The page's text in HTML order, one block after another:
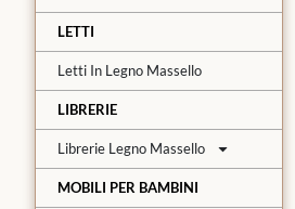
LETTI
Letti In Legno Massello
LIBRERIE
Librerie Legno Massello
MOBILI PER BAMBINI